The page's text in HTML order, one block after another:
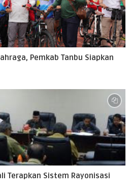
Pemkab Tanbu Siapkan
Terapkan Sistem Rayonisasi